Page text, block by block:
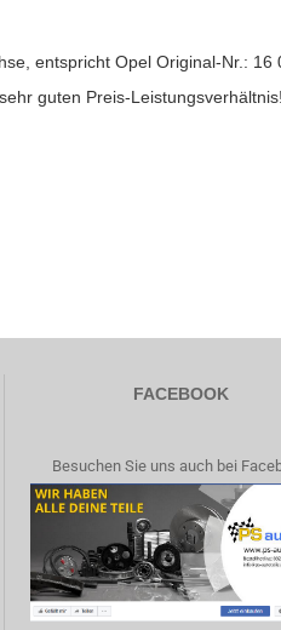
entspricht Opel Original-Nr.:
guten Preis-
FACEBOOK
Besuchen Sie uns auch bei